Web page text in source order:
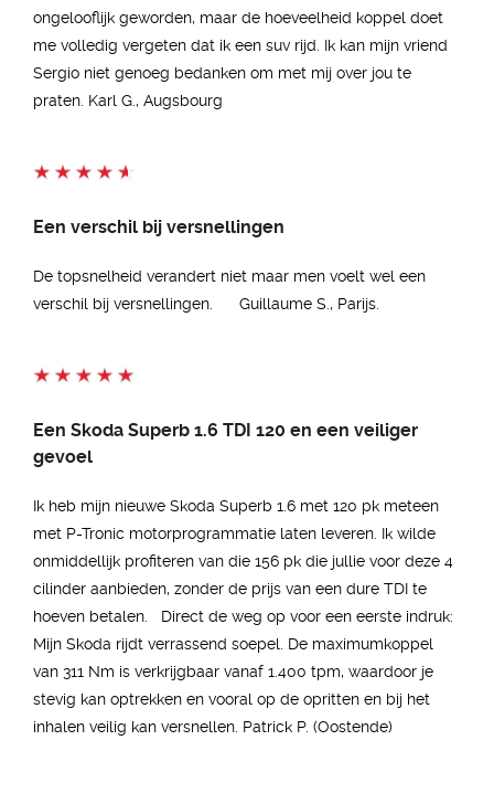
ongelooflijk geworden, maar de hoeveelheid koppel doet
me volledig vergeten dat ik een suv rijd. Ik kan mijn vriend
Sergio niet genoeg bedanken om met mij over jou te
praten. Karl G., Augsbourg
Een verschil bij versnellingen
De topsnelheid verandert niet maar men voelt wel een
verschil bij versnellingen. Guillaume S., Parijs.
Een Skoda Superb 1.6 TDI 120 en een veiliger
gevoel
Ik heb mijn nieuwe Skoda Superb 1.6 met 120 pk meteen
met P-Tronic motorprogrammatie laten leveren. Ik wilde
onmiddellijk profiteren van die 156 pk die jullie voor deze 4
cilinder aanbieden, zonder de prijs van een dure TDI te
hoeven betalen. Direct de weg op voor een eerste indruk:
Mijn Skoda rijdt verrassend soepel. De maximumkoppel
van 311 Nm is verkrijgbaar vanaf 1.400 tpm, waardoor je
stevig kan optrekken en vooral op de opritten en bij het
inhalen veilig kan versnellen. Patrick P. (Oostende)